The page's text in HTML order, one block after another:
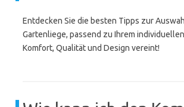
Entdecken Sie die besten Tipps zur
Gartenliege, passend zu Ihrem
Komfort, Qualität und Design vereint!